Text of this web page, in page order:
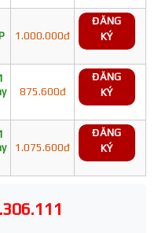
1.000.000đ
ĐĂNG
KÝ
875.600đ
ĐĂNG
KÝ
1.075.600đ
ĐĂNG
KÝ